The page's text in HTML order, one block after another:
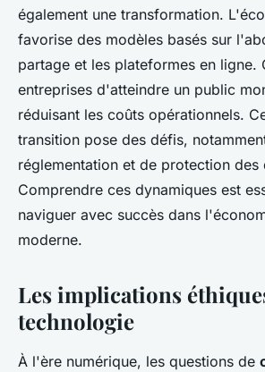
également une transformation.
favorise des modèles basés sur
partage et les plateformes en ligne.
entreprises d'atteindre un public
réduisant les coûts opérationnels.
transition pose des défis,
réglementation et de protection des
Comprendre ces dynamiques est
naviguer avec succès dans
moderne.
Les implications
technologie
À l'ère numérique, les questions de